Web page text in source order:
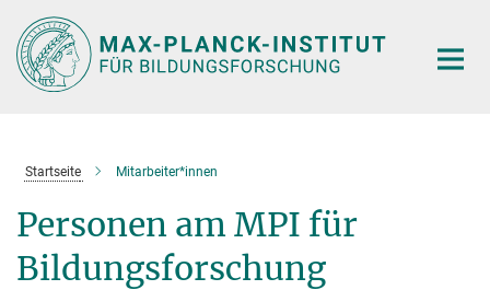
Hauptinhalt
Startseite Mitarbeiter*innen
Personen am MPI für
Bildungsforschung